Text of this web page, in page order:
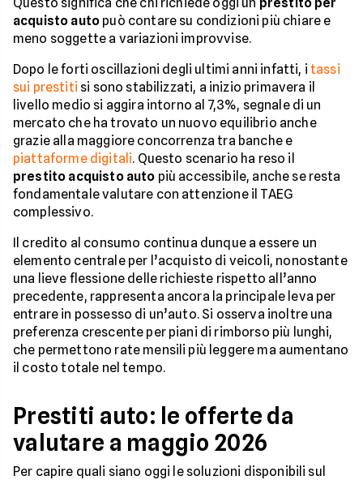
acquisto auto può contare su condizioni più chiare e
meno soggette a variazioni improvvise.
Dopo le forti oscillazioni degli ultimi anni infatti, i tassi
sui prestiti si sono stabilizzati, a inizio primavera il
livello medio si aggira intorno al 7,3%, segnale di un
mercato che ha trovato un nuovo equilibrio anche
grazie alla maggiore concorrenza tra banche e
piattaforme digitali. Questo scenario ha reso il
prestito acquisto auto più accessibile, anche se resta
fondamentale valutare con attenzione il TAEG
complessivo.
Il credito al consumo continua dunque a essere un
elemento centrale per l’acquisto di veicoli, nonostante
una lieve flessione delle richieste rispetto all’anno
precedente, rappresenta ancora la principale leva per
entrare in possesso di un’auto. Si osserva inoltre una
preferenza crescente per piani di rimborso più lunghi,
che permettono rate mensili più leggere ma aumentano
il costo totale nel tempo.
Prestiti auto: le offerte da
valutare a maggio 2026
Per capire quali siano oggi le soluzioni disponibili sul